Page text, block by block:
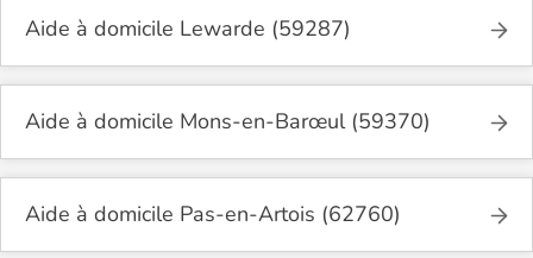
Aide à domicile Lewarde (59287)
Aide à domicile Mons-en-Barœul (59370)
Aide à domicile Pas-en-Artois (62760)